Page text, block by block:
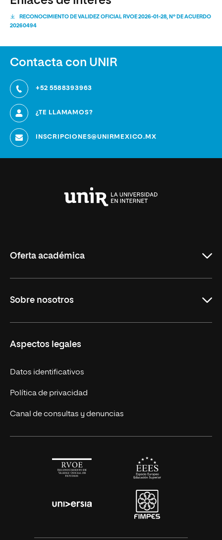
RECONOCIMIENTO DE VALIDEZ OFICIAL RVOE 2026-01-28, Nº DE ACUERDO
20260494
Contacta con UNIR
+52 5588393963
¿TE LLAMAMOS?
INSCRIPCIONES@UNIRMEXICO.MX
Oferta académica
Licenciaturas en línea
Cursos Europeos
Títulos Americanos
Alianza Newman
Sobre nosotros
Nuestros alumnos
Únete a nosotros
Actualidad
Solicita información
Aspectos legales
Datos identificativos
Política de privacidad
Canal de consultas y denuncias